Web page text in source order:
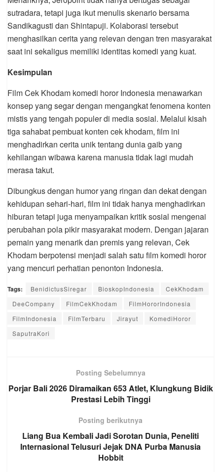
sutradara, tetapi juga ikut menulis skenario bersama
Sandikagusti dan Shintapuji. Kolaborasi tersebut
menghasilkan cerita yang relevan dengan tren masyarakat
saat ini sekaligus memiliki identitas komedi yang kuat.
Kesimpulan
Film Cek Khodam komedi horor Indonesia menawarkan
konsep yang segar dengan mengangkat fenomena konten
mistis yang tengah populer di media sosial. Melalui kisah
tiga sahabat pembuat konten cek khodam, film ini
menghadirkan cerita unik tentang dunia gaib yang
kehilangan wibawa karena manusia tidak lagi mudah
merasa takut.
Dibungkus dengan humor yang ringan dan dekat dengan
kehidupan sehari-hari, film ini tidak hanya menghadirkan
hiburan tetapi juga menyampaikan kritik sosial mengenai
perubahan pola pikir masyarakat modern. Dengan jajaran
pemain yang menarik dan premis yang relevan, Cek
Khodam berpotensi menjadi salah satu film komedi horor
yang mencuri perhatian penonton Indonesia.
Tags: BenidictusSiregar BioskopIndonesia
CekKhodam
DeeCompany
FilmCekKhodam
FilmHororIndonesia
FilmIndonesia
FilmTerbaru Jirayut
KomediHoror
SaputraKori
Posting Sebelumnya
Porjar Bali 2026 Diramaikan 653 Atlet, Klungkung Bidik
Prestasi Lebih Tinggi
Posting berikutnya
Liang Bua Kembali Jadi Sorotan Dunia, Peneliti
Internasional Telusuri Jejak DNA Purba Manusia
Hobbit